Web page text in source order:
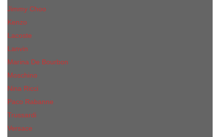
Jimmy Choo
Kenzo
Lacoste
Lanvin
Marina De Bourbon
Moschino
Nina Ricci
Paco Rabanne
Trussardi
Versace